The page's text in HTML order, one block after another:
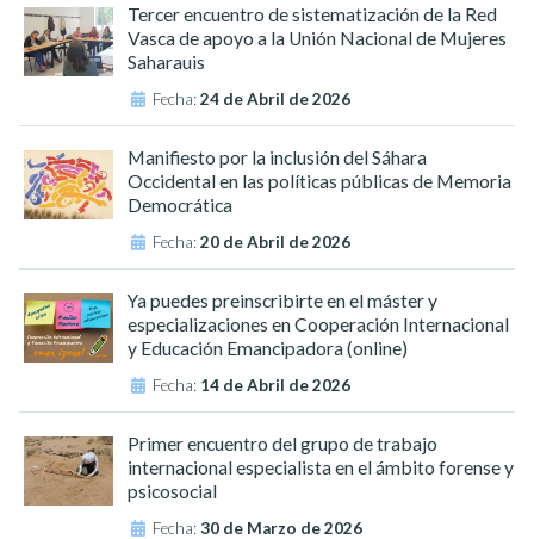
Tercer encuentro de sistematización de la Red
Vasca de apoyo a la Unión Nacional de Mujeres
Saharauis
Fecha:24 de Abril de 2026
Manifiesto por la inclusión del Sáhara
Occidental en las políticas públicas de Memoria
Democrática
Fecha:20 de Abril de 2026
Ya puedes preinscribirte en el máster y
especializaciones en Cooperación Internacional
y Educación Emancipadora (online)
Fecha: 14 de Abril de 2026
Primer encuentro del grupo de trabajo
internacional especialista en el ámbito forense y
psicosocial
Fecha:30 de Marzo de 2026